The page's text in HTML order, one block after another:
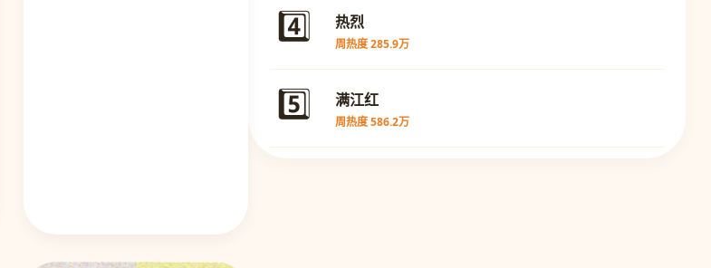
4️⃣ 热烈
周热度 285.9万
5️⃣ 满江红
周热度 586.2万